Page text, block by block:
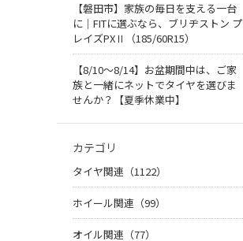
【磐田市】家族の毎日を支える一台
に｜FITに選ぶなら、ブリヂストン プ
レイズPXⅡ（185/60R15）
【8/10～8/14】お盆期間中は、ご家
族と一緒にネットでタイヤを選びま
せんか？【夏季休業中】
カテゴリ
タイヤ関連（1122）
ホイール関連（99）
オイル関連（77）